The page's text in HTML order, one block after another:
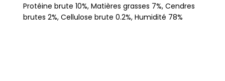
Protéine brute 10%, Matières grasses 7%, Cendres
brutes 2%, Cellulose brute 0.2%, Humidité 78%